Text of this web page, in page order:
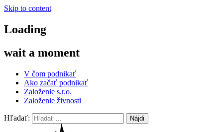
Skip to content
Loading
wait a moment
V čom podnikať
Ako začať podnikať
Založenie s.r.o.
Založenie živnosti
Hľadať: